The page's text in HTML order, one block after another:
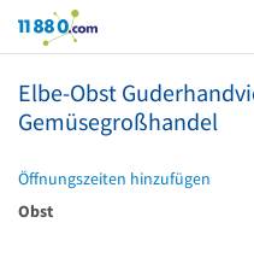
11880.com
Elbe-Obst
Gemüsegroßhandel
Öffnungszeiten hinzufügen
Obst